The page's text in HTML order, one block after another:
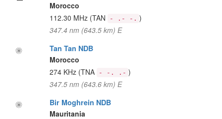
Morocco
112.30 MHz (TAN - .- -. )
347.4 nm (643.5 km) E
Tan Tan NDB
Morocco
274 KHz (TNA - -. .- )
347.5 nm (643.6 km) E
Bir Moghrein NDB
Mauritania